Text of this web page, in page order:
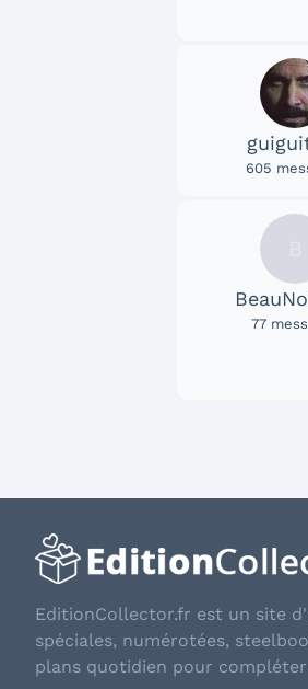
605
77
EditionCollector.fr est un site
spéciales, numérotées,
plans quotidien pour